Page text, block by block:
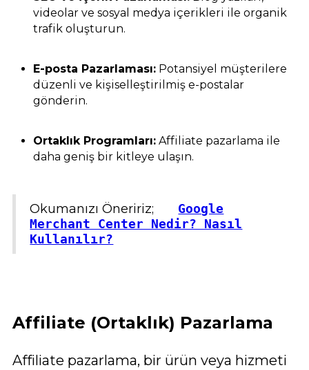
videolar ve sosyal medya içerikleri ile organik
trafik oluşturun.
E-posta Pazarlaması: Potansiyel müşterilere
düzenli ve kişiselleştirilmiş e-postalar
gönderin.
Ortaklık Programları: Affiliate pazarlama ile
daha geniş bir kitleye ulaşın.
Okumanızı Öneririz;
Google
Merchant Center Nedir? Nasıl
Kullanılır?
Affiliate (Ortaklık) Pazarlama
Affiliate pazarlama, bir ürün veya hizmeti